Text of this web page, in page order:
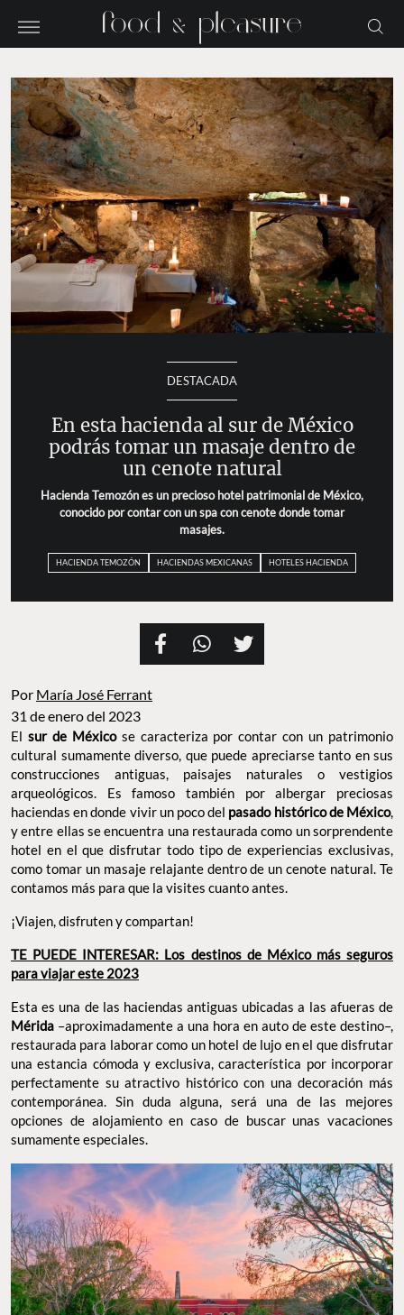
DESTACADA
En esta hacienda al sur de México
podrás tomar un masaje dentro de
un cenote natural
Hacienda Temozón es un precioso hotel patrimonial de México,
conocido por contar con un spa con cenote donde tomar
masajes.
HACIENDA TEMOZÓN HACIENDAS MEXICANAS HOTELES HACIENDA
Por María José Ferrant
31 de enero del 2023
El sur de México se caracteriza por contar con un patrimonio
cultural sumamente diverso, que puede apreciarse tanto en sus
construcciones antiguas, paisajes naturales o vestigios
arqueológicos. Es famoso también por albergar preciosas
haciendas en donde vivir un poco del pasado histórico de México,
y entre ellas se encuentra una restaurada como un sorprendente
hotel en el que disfrutar todo tipo de experiencias exclusivas,
como tomar un masaje relajante dentro de un cenote natural. Te
contamos más para que la visites cuanto antes.
¡Viajen, disfruten y compartan!
TE PUEDE INTERESAR: Los destinos de México más seguros
para viajar este 2023
Esta es una de las haciendas antiguas ubicadas a las afueras de
Mérida –aproximadamente a una hora en auto de este destino–,
restaurada para laborar como un hotel de lujo en el que disfrutar
una estancia cómoda y exclusiva, característica por incorporar
perfectamente su atractivo histórico con una decoración más
contemporánea. Sin duda alguna, será una de las mejores
opciones de alojamiento en caso de buscar unas vacaciones
sumamente especiales.